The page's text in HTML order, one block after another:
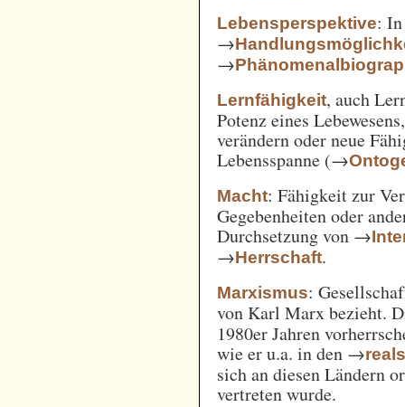
Lebensperspektive:
→
→
Lernfähigkeit, auch
Potenz eines
verändern oder neue
Lebensspanne (→
Macht: Fähigkeit zur
Gegebenheiten oder
Durchsetzung von →
→Herrschaft.
Marxismus:
von Karl Marx bezieht.
1980er Jahren
wie er u.a. in den →
sich an diesen Ländern
vertreten wurde.